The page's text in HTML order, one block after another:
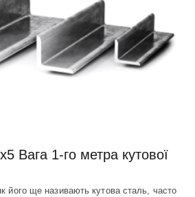
Вага 1-го метра кутової
його ще називають кутова сталь, часто